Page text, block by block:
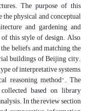
The purpose of this
physical and conceptual
and gardening and
this style of design. Also,
beliefs and matching the
buildings of Beijing city.
of interpretative systems,
reasoning method". The
based on library
In the review section